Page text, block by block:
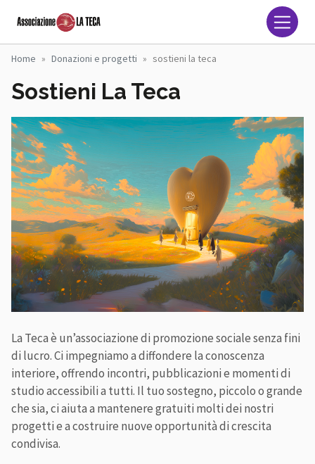
Associazione La Teca
Home Donazioni e progetti sostieni la teca
Sostieni La Teca
La Teca è un’associazione di promozione sociale senza fini
di lucro. Ci impegniamo a diffondere la conoscenza
interiore, offrendo incontri, pubblicazioni e momenti di
studio accessibili a tutti. Il tuo sostegno, piccolo o grande
che sia, ci aiuta a mantenere gratuiti molti dei nostri
progetti e a costruire nuove opportunità di crescita
condivisa.